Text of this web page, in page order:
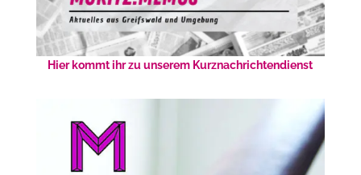
Hier kommt ihr zu unserem Kurznachrichtendienst